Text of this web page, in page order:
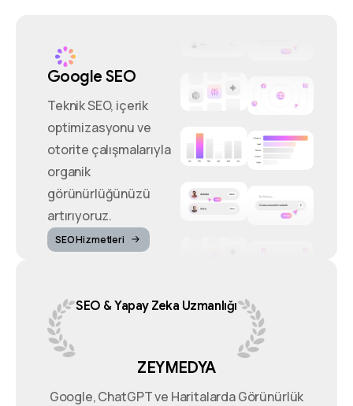
Google SEO
Teknik SEO, içerik
optimizasyonu ve
otorite çalışmalarıyla
organik
görünürlüğünüzü
artırıyoruz.
SEO Hizmetleri
SEO &Yapay Zeka Uzmanlığı
ZEYMEDYA
Google, ChatGPT ve Haritalarda Görünürlük